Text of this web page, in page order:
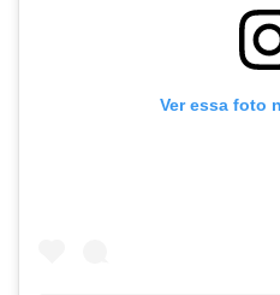
Ver essa foto